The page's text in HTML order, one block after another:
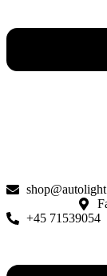
+45 71539054